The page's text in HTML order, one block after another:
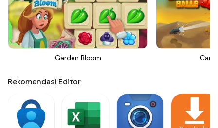
Garden Bloom
Rekomendasi Editor